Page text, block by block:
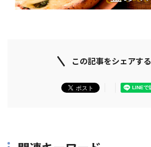
この記事をシェアする